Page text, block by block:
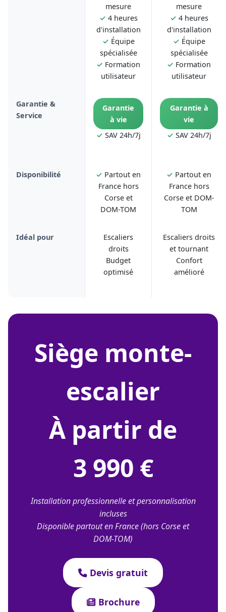
mesure
✓ 4 heures
d'installation
✓ Équipe
spécialisée
✓ Formation
utilisateur
mesure
✓ 4 heures
d'installation
✓ Équipe
spécialisée
✓ Formation
utilisateur
Garantie &
Service
Garantie
à vie
✓ SAV 24h/7j
Garantie à
vie
✓ SAV 24h/7j
Disponibilité ✓ Partout en
France hors
Corse et
DOM-TOM
✓ Partout en
France hors
Corse et DOM-
TOM
Idéal pour
Escaliers
droits
Budget
optimisé
Escaliers droits
et tournant
Confort
amélioré
siège monte-
escalier
À partir de
3 990 €
Installation professionnelle et personnalisation
incluses
Disponible partout en France (hors Corse et
DOM-TOM)
Devis gratuit
Brochure